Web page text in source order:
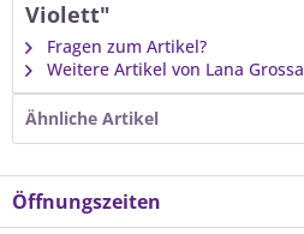
Violett"
Fragen zum Artikel?
Weitere Artikel von Lana Grossa
Ähnliche Artikel
Öffnungszeiten